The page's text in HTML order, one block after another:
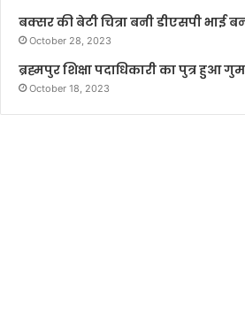
बक्सर की बेटी चित्रा बनी डीएसपी भाई
October 28, 2023
ब्रह्मपुर शिक्षा पदाधिकारी का पुत्र हुआ गुम
October 18, 2023